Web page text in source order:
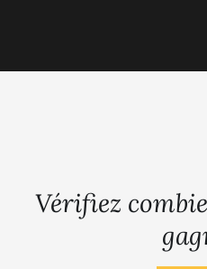
Vérifiez